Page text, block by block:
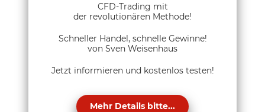
CFD-Trading mit
der revolutionären Methode!
Schneller Handel, schnelle Gewinne!
von Sven Weisenhaus
Jetzt informieren und kostenlos testen!
Mehr Details bitte...